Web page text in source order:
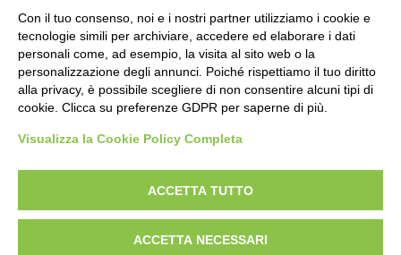
Trinciatutto Trattorino(7)
Troncarami manuali (3)
Troncatrici a catena diamanta (0)
Troncatrici Manuali Elettriche(2)
Turbine da neve(0)
Verricelli a scoppio(12)
Con il tuo consenso, noi e i nostri partner utilizziamo i cookie e
tecnologie simili per archiviare, accedere ed elaborare i dati
personali come, ad esempio, la visita al sito web o la
personalizzazione degli annunci. Poiché rispettiamo il tuo diritto
alla privacy, è possibile scegliere di non consentire alcuni tipi di
cookie. Clicca su preferenze GDPR per saperne di più.
Visualizza la Cookie Policy Completa
ACCETTA TUTTO
ACCETTA NECESSARI